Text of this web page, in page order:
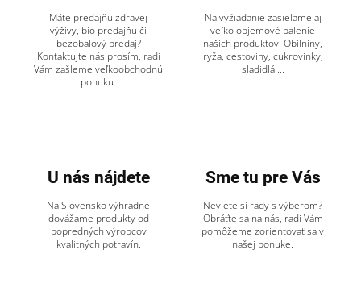
Máte predajňu zdravej
výživy, bio predajňu či
bezobalový predaj?
Kontaktujte nás prosím, radi
Vám zašleme veľkoobchodnú
ponuku.
Na vyžiadanie zasielame aj
veľko objemové balenie
našich produktov. Obilniny,
ryža, cestoviny, cukrovinky,
sladidlá ...
U nás nájdete
Na Slovensko výhradné
dovážame produkty od
popredných výrobcov
kvalitných potravín.
Sme tu pre Vás
Neviete si rady s výberom?
Obráťte sa na nás, radi Vám
pomôžeme zorientovať sa v
našej ponuke.